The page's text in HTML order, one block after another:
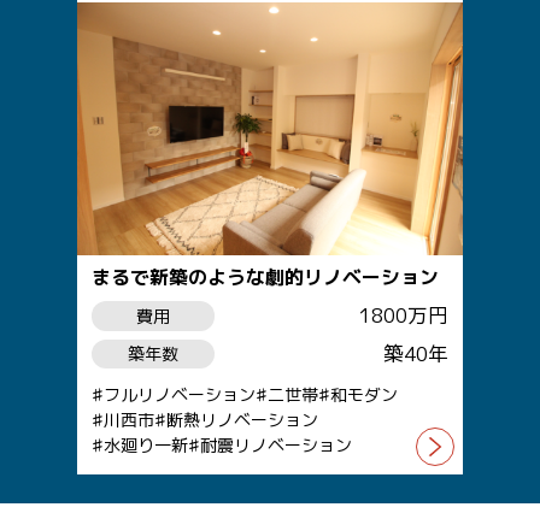
まるで新築のような劇的リノベーション
費用 1800万円
築年数 築40年
フルリノベーション 二世帯 和モダン
川西市 断熱リノベーション
水廻り一新 耐震リノベーション